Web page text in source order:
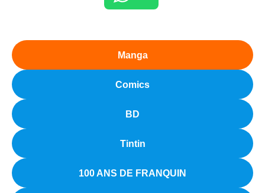
Manga
Comics
BD
Tintin
100 ANS DE FRANQUIN